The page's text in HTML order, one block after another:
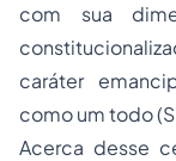
com sua
caráter
como um todo
Acerca desse